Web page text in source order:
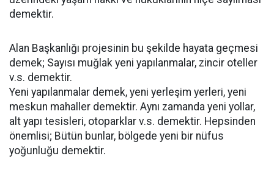
demektir.
Alan Başkanlığı projesinin bu şekilde hayata geçmesi
demek; Sayısı muğlak yeni yapılanmalar, zincir oteller
v.s. demektir.
Yeni yapılanmalar demek, yeni yerleşim yerleri, yeni
meskun mahaller demektir. Aynı zamanda yeni yollar,
alt yapı tesisleri, otoparklar v.s. demektir. Hepsinden
önemlisi; Bütün bunlar, bölgede yeni bir nüfus
yoğunluğu demektir.